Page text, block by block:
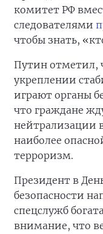
комитет РФ
следователями
чтобы знать,
Путин отметил,
укреплении
играют органы
что граждане
нейтрализации
наиболее
терроризм.
Президент в
безопасности
спецслужб
внимание, что